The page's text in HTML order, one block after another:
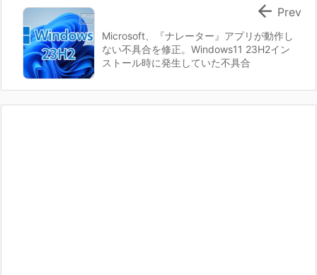
Microsoft、『ナレーター』アプリが動作し
ない不具合を修正。Windows11 23H2イン
ストール時に発生していた不具合
 Prev